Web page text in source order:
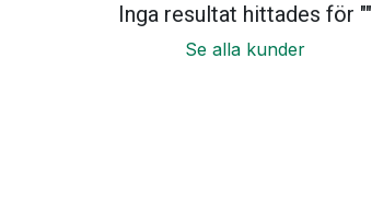
Inga resultat hittades för ""
Se alla kunder